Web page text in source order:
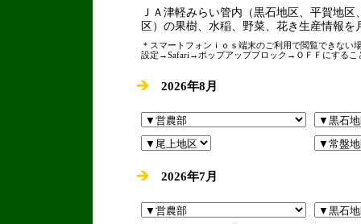
ＪＡ津軽みらい管内（黒石地区、平賀地
区）の果樹、水稲、野菜、花き生産情報を
＊スマートフォンｉｏｓ端末のご利用で閲覧できない
設定→Safari→ポップアップブロック→ＯＦＦにするこ
2026年8月
2026年7月